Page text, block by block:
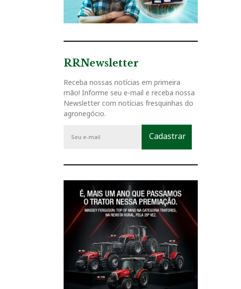
RRNewsletter
Receba nossas notícias em primeira
mão! Informe seu e-mail e receba nossa
Newsletter com notícias fresquinhas do
agronegócio.